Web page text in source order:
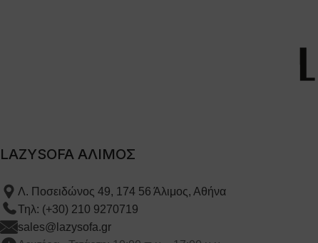
LAZYSOFA ΑΛΙΜΟΣ
Λ. Ποσειδώνος 49, 174 56 Άλιμος, Αθήνα
Τηλ: (+30) 210 9270719
sales@lazysofa.gr